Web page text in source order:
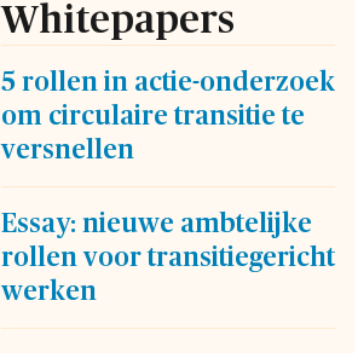
Whitepapers
5 rollen in actie-onderzoek
om circulaire transitie te
versnellen
Essay: nieuwe ambtelijke
rollen voor transitiegericht
werken